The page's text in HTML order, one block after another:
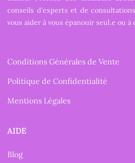
conseils d'experts et de
vous aider à vous épanouir seul.e ou à
Conditions Générales de Vente
Politique de Confidentialité
Mentions Légales
AIDE
Blog